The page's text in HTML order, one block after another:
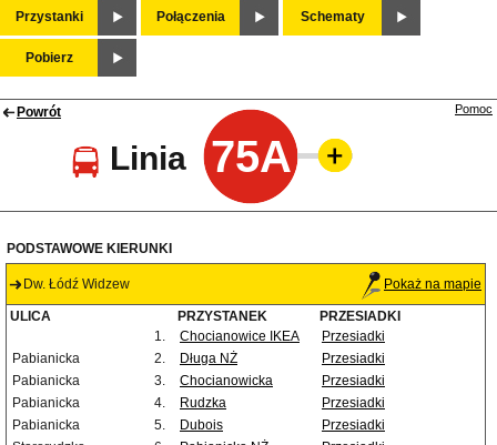
Przystanki Połączenia Schematy
Pobierz
Powrót
Linia 75A
Pomoc
PODSTAWOWE KIERUNKI
Dw. Łódź Widzew Pokaż na mapie
ULICA PRZYSTANEK
PRZESIADKI
1.
Chocianowice IKEA
Przesiadki
Pabianicka
2. Długa NŻ
Przesiadki
Pabianicka
3. Chocianowicka
Przesiadki
Pabianicka
4. Rudzka
Przesiadki
Pabianicka
5. Dubois
Przesiadki